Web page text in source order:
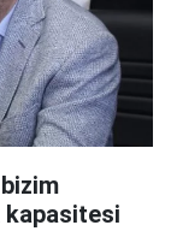
kapasitesi